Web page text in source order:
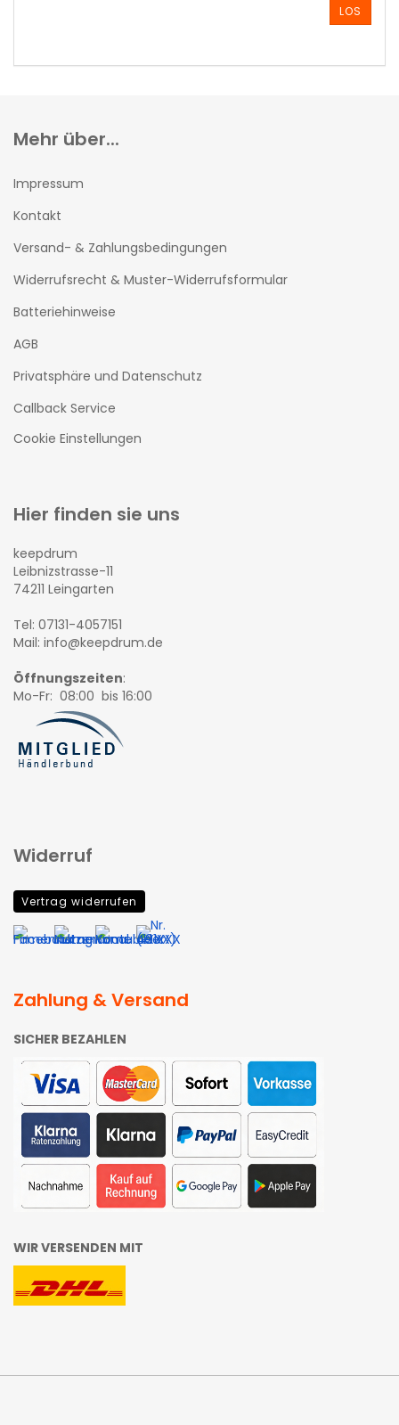
EIN.
LOS
Mehr über...
Impressum
Kontakt
Versand- & Zahlungsbedingungen
Widerrufsrecht & Muster-Widerrufsformular
Batteriehinweise
AGB
Privatsphäre und Datenschutz
Callback Service
Cookie Einstellungen
Hier finden sie uns
keepdrum
Leibnizstrasse-11
74211 Leingarten
Tel: 07131-4057151
Mail: info@keepdrum.de
Öffnungszeiten:
Mo-Fr: 08:00 bis 16:00
Widerruf
Vertrag widerrufen
Zahlung & Versand
SICHER BEZAHLEN
WIR VERSENDEN MIT